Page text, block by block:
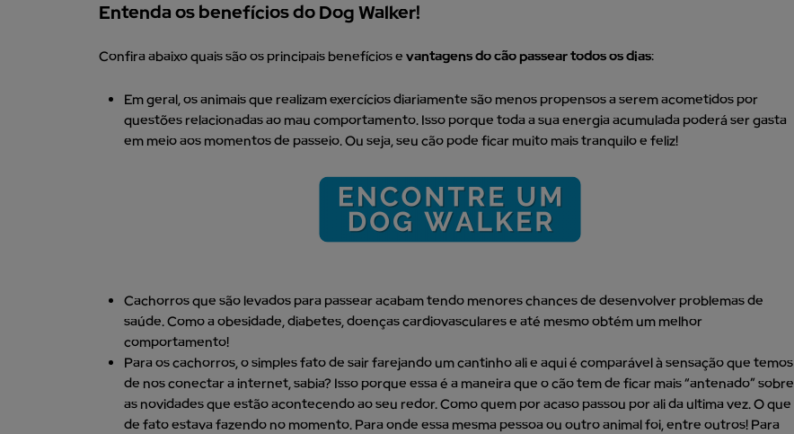
Entenda os benefícios do Dog Walker!
Confira abaixo quais são os principais benefícios evantagens do cão passear todos os dias:
Em geral, os animais que realizam exercícios diariamente são menos propensos a serem acometidos por
questões relacionadas ao mau comportamento. Isso porque toda a sua energia acumulada poderá ser gasta
em meio aos momentos de passeio. Ou seja, seu cão pode ficar muito mais tranquilo e feliz!
Cachorros que são levados para passear acabam tendo menores chances de desenvolver problemas de
saúde. Como a obesidade, diabetes, doenças cardiovasculares e até mesmo obtém um melhor
comportamento!
Para os cachorros, o simples fato de sair farejando um cantinho ali e aqui é comparável à sensação que temos
de nos conectar a internet, sabia? Isso porque essa é a maneira que o cão tem de ficar mais “antenado” sobre
as novidades que estão acontecendo ao seu redor. Como quem por acaso passou por ali da ultima vez. O que
de fato estava fazendo no momento. Para onde essa mesma pessoa ou outro animal foi, entre outros! Para